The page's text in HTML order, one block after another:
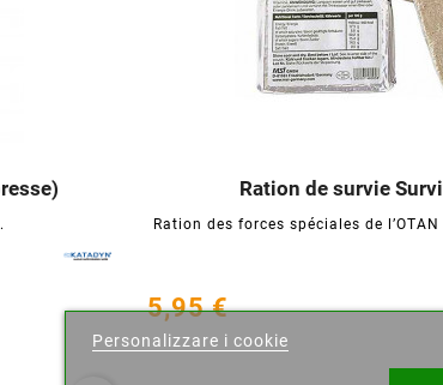
Ration de survie
Ration des forces spéciales de
  
5,95 €
Crea lista dei desideri
Nome lista dei desideri
Personalizzare i cookie